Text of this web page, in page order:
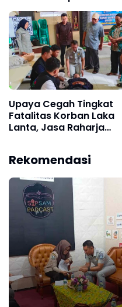
Pengamanan Nataru di
Lumajang
Upaya Cegah Tingkat
Fatalitas Korban Laka
Lanta, Jasa Raharja
Rekomendasi